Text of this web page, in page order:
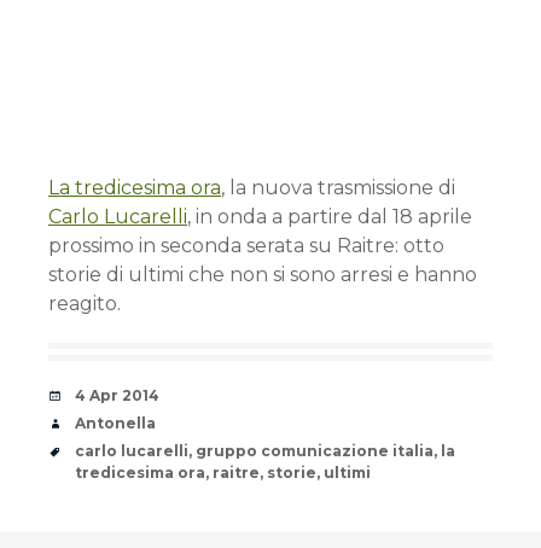
La tredicesima ora, la nuova trasmissione di
Carlo Lucarelli, in onda a partire dal 18 aprile
prossimo in seconda serata su Raitre: otto
storie di ultimi che non si sono arresi e hanno
reagito.
Date
4 Apr 2014
Author
Antonella
Tags
carlo lucarelli, gruppo comunicazione italia, la
tredicesima ora, raitre, storie, ultimi